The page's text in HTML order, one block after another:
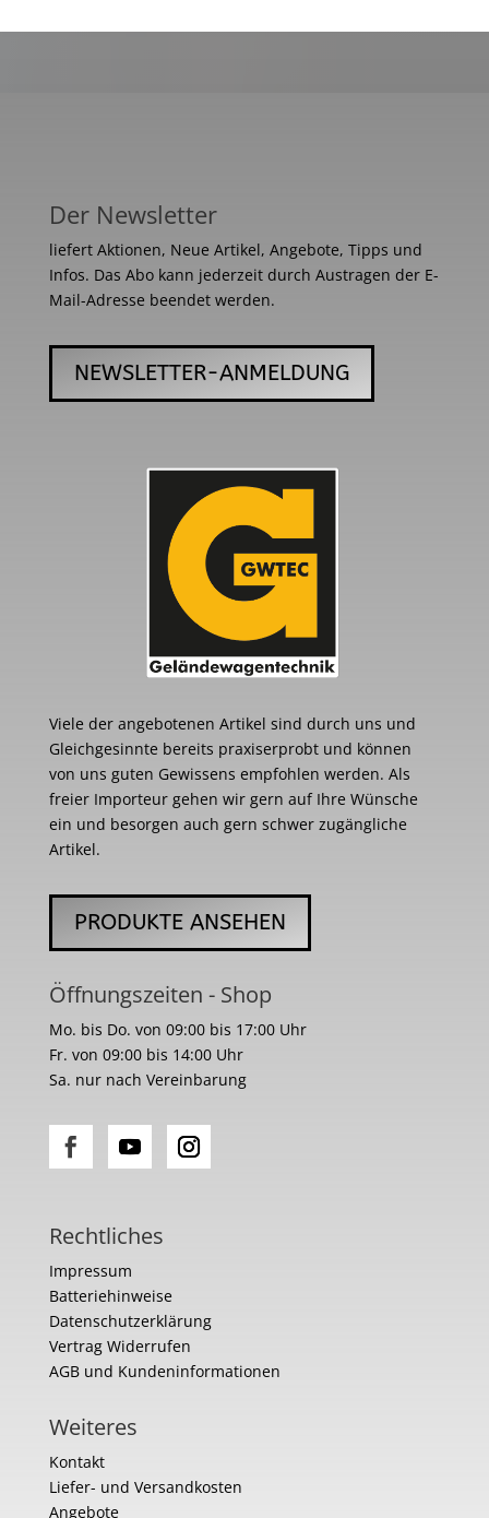
Der Newsletter
liefert Aktionen, Neue Artikel, Angebote, Tipps und
Infos. Das Abo kann jederzeit durch Austragen der E-
Mail-Adresse beendet werden.
NEWSLETTER-ANMELDUNG
Viele der angebotenen Artikel sind durch uns und
Gleichgesinnte bereits praxiserprobt und können
von uns guten Gewissens empfohlen werden. Als
freier Importeur gehen wir gern auf Ihre Wünsche
ein und besorgen auch gern schwer zugängliche
Artikel.
PRODUKTE ANSEHEN
Öffnungszeiten - Shop
Mo. bis Do. von 09:00 bis 17:00 Uhr
Fr. von 09:00 bis 14:00 Uhr
Sa. nur nach Vereinbarung
Rechtliches
Impressum
Batteriehinweise
Datenschutzerklärung
Vertrag Widerrufen
AGB und Kundeninformationen
Weiteres
Kontakt
Liefer- und Versandkosten
Angebote